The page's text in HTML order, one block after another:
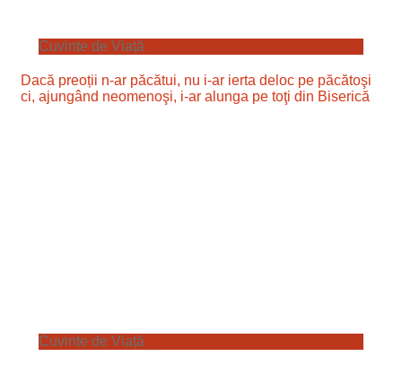
Cuvinte de Viață
Dacă preoții n-ar păcătui, nu i-ar ierta deloc pe păcătoşi
ci, ajungând neomenoşi, i-ar alunga pe toţi din Biserică
Cuvinte de Viață